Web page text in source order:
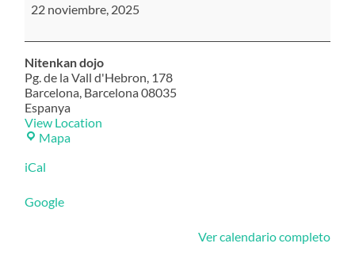
Niten
Ryu
22 noviembre, 2025
Nitenkan dojo
Pg. de la Vall d'Hebron, 178
Barcelona Barcelona08035
Espanya
View Location
MapaNitenkan
iCal
Google
Ver calendario completo